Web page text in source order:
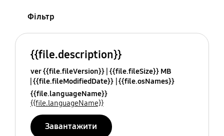
Фільтр
{{file.description}}
ver {{file.fileVersion}} {{file.fileSize}} MB
{{file.fileModifiedDate}} {{file.osNames}}
{{file.languageName}}
{{file.languageName}}
Завантажити